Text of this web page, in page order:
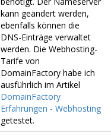
kann geändert werden,
ebenfalls können die
DNS-Einträge verwaltet
werden. Die Webhosting-
Tarife von
DomainFactory habe ich
ausführlich im Artikel
DomainFactory
Erfahrungen - Webhosting
getestet.